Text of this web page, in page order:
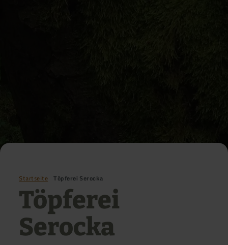
Startseite Töpferei Serocka
Töpferei
Serocka